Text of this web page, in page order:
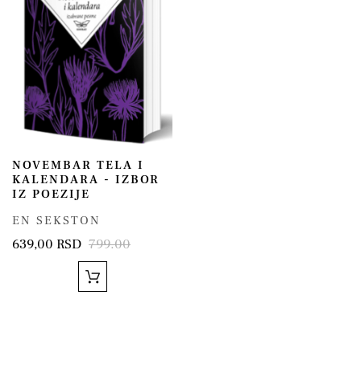
NOVEMBAR TELA I
KALENDARA - IZBOR
IZ POEZIJE
EN SEKSTON
639,00 RSD 799.00